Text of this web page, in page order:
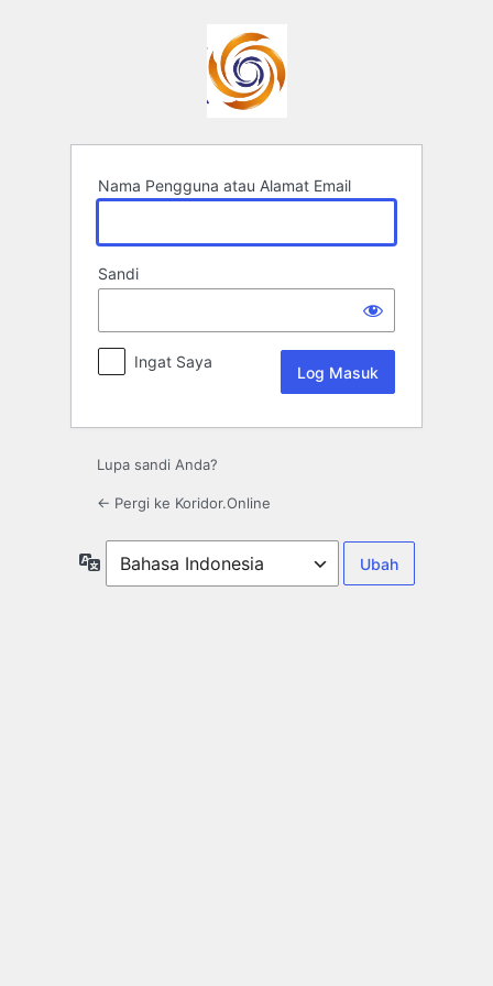
Nama Pengguna atau Alamat Email
Sandi
Ingat Saya
Lupa sandi Anda?
← Pergi ke Koridor.Online
Bahasa